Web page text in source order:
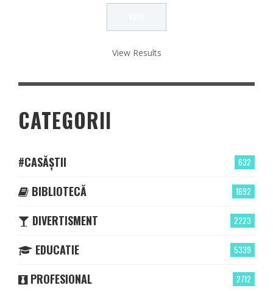
View Results
CATEGORII
632
#CASĂȘTII
1692
BIBLIOTECĂ
2223
DIVERTISMENT
5339
EDUCATIE
2712
PROFESIONAL